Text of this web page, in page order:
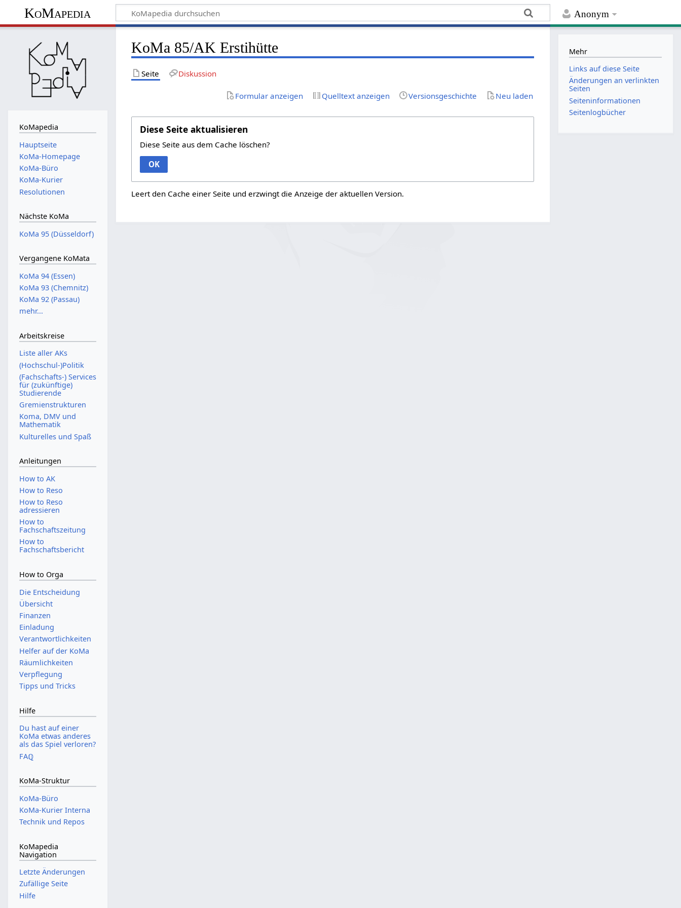
Anonym
KoMapedia
KoMa 85/AK Erstihütte
Seite Diskussion
Formular anzeigen Quelltext anzeigen Versionsgeschichte Neu laden
Diese Seite aktualisieren
Diese Seite aus dem Cache löschen?
OK
Leert den Cache einer Seite und erzwingt die Anzeige der aktuellen Version.
KoMapedia
Hauptseite
KoMa-Homepage
KoMa-Büro
KoMa-Kurier
Resolutionen
Nächste KoMa
KoMa 95 (Düsseldorf)
Vergangene KoMata
KoMa 94 (Essen)
KoMa 93 (Chemnitz)
KoMa 92 (Passau)
mehr...
Arbeitskreise
Liste aller AKs
(Hochschul-)Politik
(Fachschafts-) Services
für (zukünftige)
Studierende
Gremienstrukturen
Koma, DMV und
Mathematik
Kulturelles und Spaß
Anleitungen
How to AK
How to Reso
How to Reso
adressieren
How to
Fachschaftszeitung
How to
Fachschaftsbericht
How to Orga
Die Entscheidung
Übersicht
Finanzen
Einladung
Verantwortlichkeiten
Helfer auf der KoMa
Räumlichkeiten
Verpflegung
Tipps und Tricks
Hilfe
Du hast auf einer
KoMa etwas anderes
als das Spiel verloren?
FAℚ
KoMa-Struktur
KoMa-Büro
KoMa-Kurier Interna
Technik und Repos
KoMapedia
Navigation
Letzte Änderungen
Zufällige Seite
Hilfe
Mehr
Links auf diese Seite
Änderungen an verlinkten
Seiten
Seiten­­informationen
Seitenlogbücher